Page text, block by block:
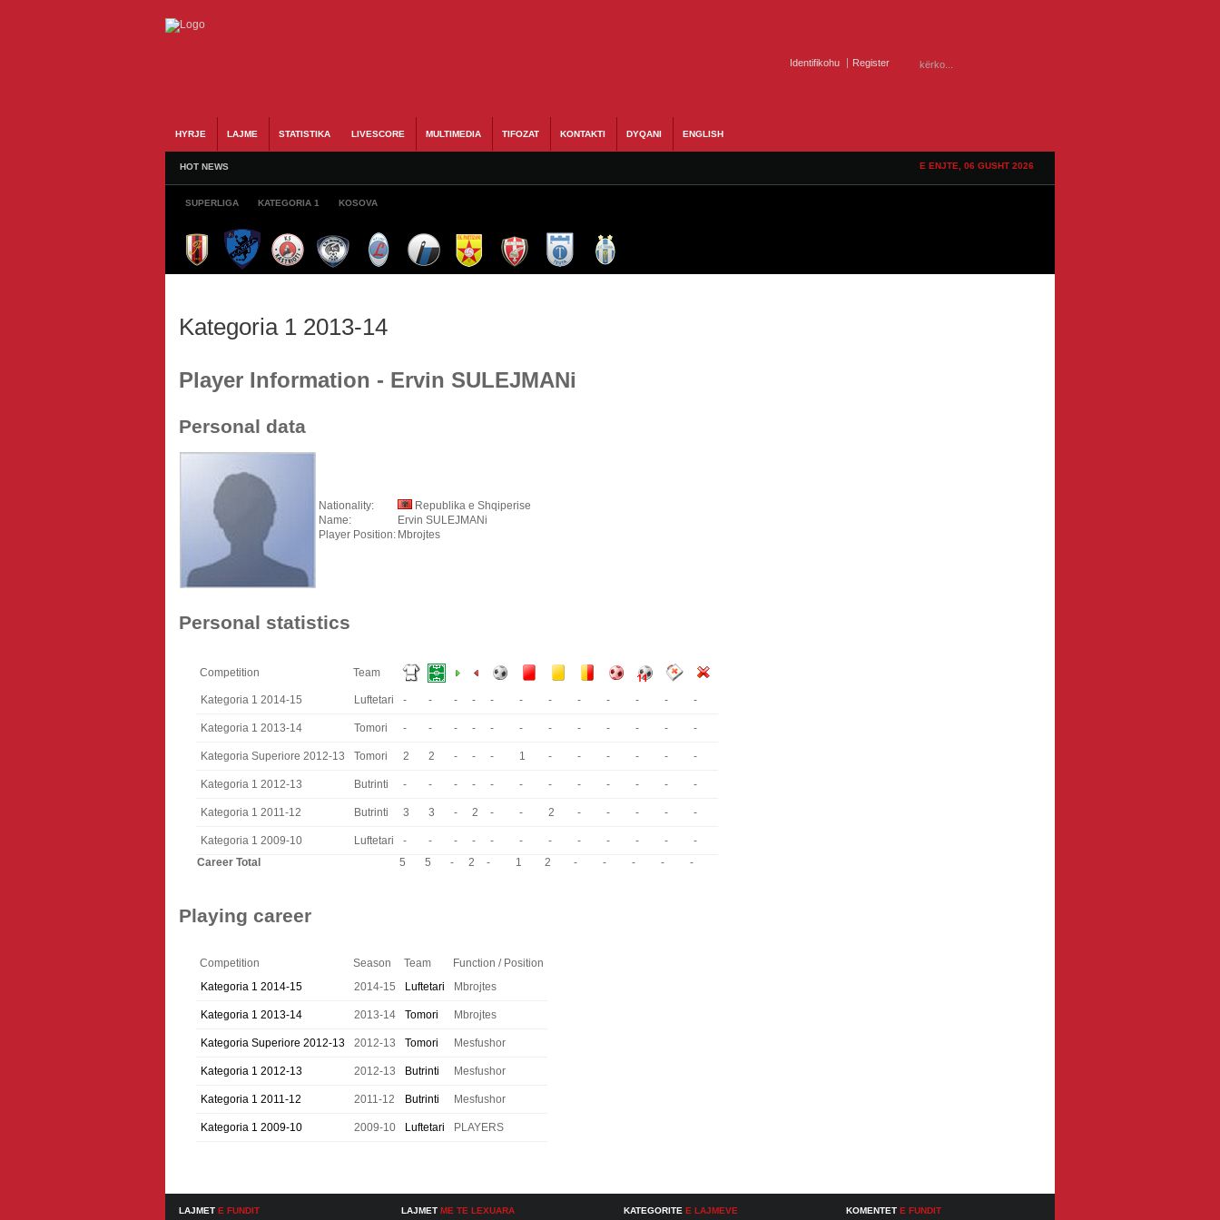
Identifikohu Register
HYRJE LAJME STATISTIKA LIVESCORE MULTIMEDIA TIFOZAT KONTAKTI DYQANI ENGLISH
HOT NEWS E ENJTE, 06 GUSHT 2026
SUPERLIGA KATEGORIA 1 KOSOVA
Kategoria 1 2013-14
Player Information - Ervin SULEJMANi
Personal data
Nationality:
Republika e Shqiperise
Name:
Ervin SULEJMANi
Player Position: Mbrojtes
Personal statistics
Competition Team
Kategoria 1 2014-15 Luftetari - - - - - - - - - - - -
Kategoria 1 2013-14 Tomori - - - - - - - - - - - -
Kategoria Superiore 2012-13 Tomori 2 2 - - - 1 - - - - - -
Kategoria 1 2012-13 Butrinti - - - - - - - - - - - -
Kategoria 1 2011-12 Butrinti 3 3 - 2 - - 2 - - - - -
Kategoria 1 2009-10 Luftetari - - - - - - - - - - -
-
Career Total
5 5 - 2 - 1 2 - - - - -
Playing career
Competition Season Team
Function / Position
Kategoria 1 2014-15
2014-15 Luftetari Mbrojtes
Kategoria 1 2013-14 2013-14 Tomori Mbrojtes
Kategoria Superiore 2012-13 2012-13 Tomori Mesfushor
Kategoria 1 2012-13 2012-13 Butrinti Mesfushor
Kategoria 1 2011-12 2011-12 Butrinti Mesfushor
Kategoria 1 2009-10 2009-10 Luftetari PLAYERS
LAJMET E FUNDIT LAJMET ME TE LEXUARA KATEGORITE E LAJMEVE KOMENTET E FUNDIT